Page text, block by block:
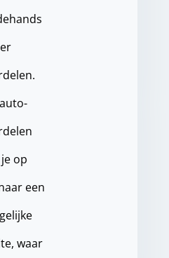
op
een
waar